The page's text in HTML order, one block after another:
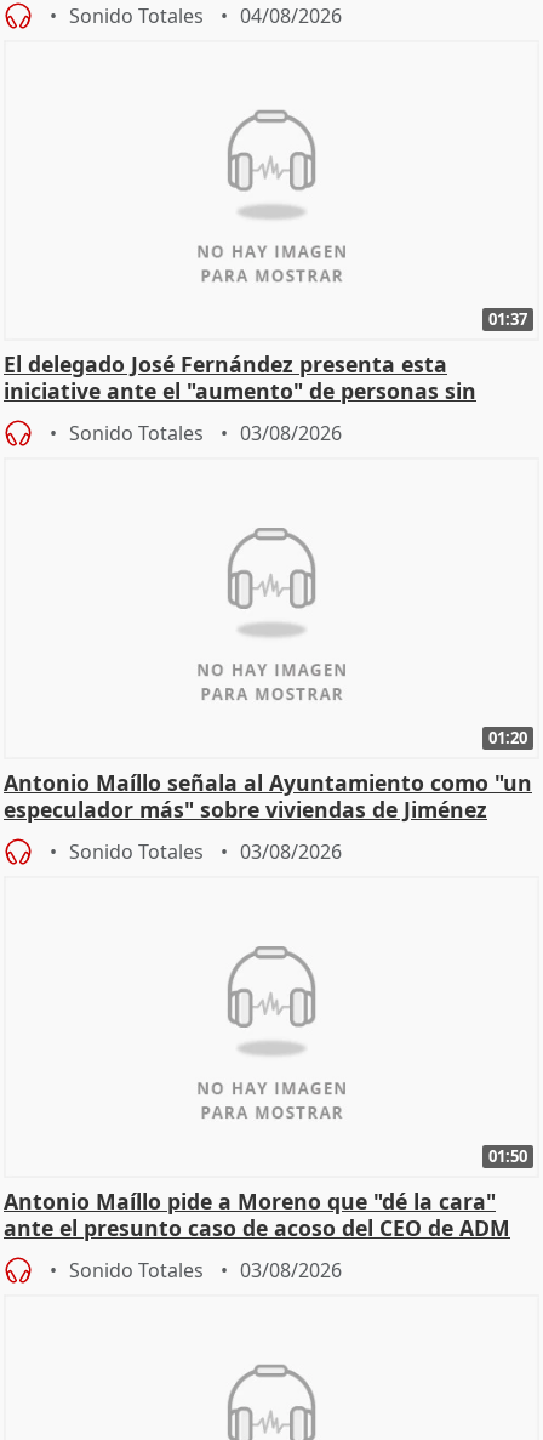
Sonido Totales 04/08/2026
01:37
El delegado José Fernández presenta esta
iniciative ante el "aumento" de personas sin
hogar en Madri
Sonido Totales 03/08/2026
01:20
Antonio Maíllo señala al Ayuntamiento como "un
especulador más" sobre viviendas de Jiménez
Becerril
Sonido Totales 03/08/2026
01:50
Antonio Maíllo pide a Moreno que "dé la cara"
ante el presunto caso de acoso del CEO de ADM
Sonido Totales 03/08/2026